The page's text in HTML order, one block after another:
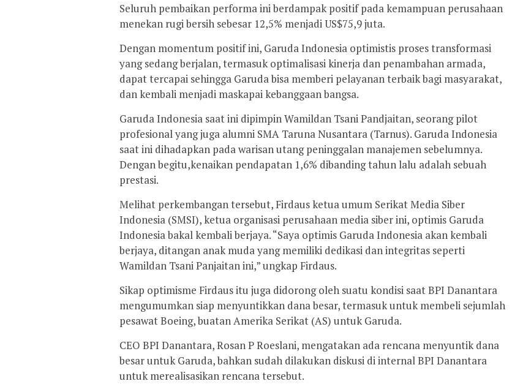
Seluruh pembaikan performa ini berdampak positif pada kemampuan perusahaan
menekan rugi bersih sebesar 12,5% menjadi US$75,9 juta.
Dengan momentum positif ini, Garuda Indonesia optimistis proses transformasi
yang sedang berjalan, termasuk optimalisasi kinerja dan penambahan armada,
dapat tercapai sehingga Garuda bisa memberi pelayanan terbaik bagi masyarakat,
dan kembali menjadi maskapai kebanggaan bangsa.
Garuda Indonesia saat ini dipimpin Wamildan Tsani Pandjaitan, seorang pilot
profesional yang juga alumni SMA Taruna Nusantara (Tarnus). Garuda Indonesia
saat ini dihadapkan pada warisan utang peninggalan manajemen sebelumnya.
Dengan begitu,kenaikan pendapatan 1,6% dibanding tahun lalu adalah sebuah
prestasi.
Melihat perkembangan tersebut, Firdaus ketua umum Serikat Media Siber
Indonesia (SMSI), ketua organisasi perusahaan media siber ini, optimis Garuda
Indonesia bakal kembali berjaya. “Saya optimis Garuda Indonesia akan kembali
berjaya, ditangan anak muda yang memiliki dedikasi dan integritas seperti
Wamildan Tsani Panjaitan ini,” ungkap Firdaus.
Sikap optimisme Firdaus itu juga didorong oleh suatu kondisi saat BPI Danantara
mengumumkan siap menyuntikkan dana besar, termasuk untuk membeli sejumlah
pesawat Boeing, buatan Amerika Serikat (AS) untuk Garuda.
CEO BPI Danantara, Rosan P Roeslani, mengatakan ada rencana menyuntik dana
besar untuk Garuda, bahkan sudah dilakukan diskusi di internal BPI Danantara
untuk merealisasikan rencana tersebut.